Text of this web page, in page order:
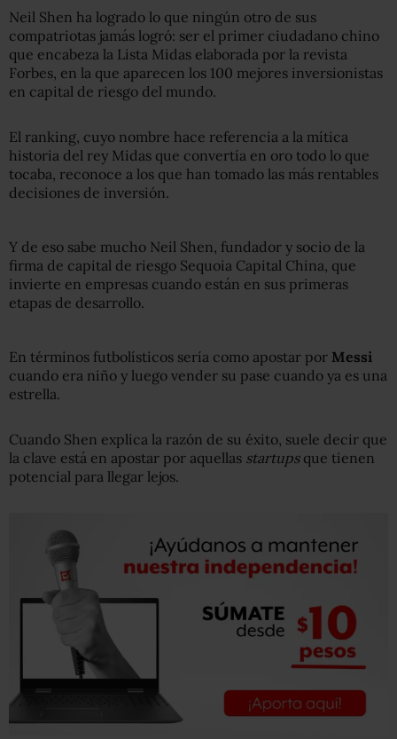
Neil Shen ha logrado lo que ningún otro de sus
compatriotas jamás logró: ser el primer ciudadano chino
que encabeza la Lista Midas elaborada por la revista
Forbes, en la que aparecen los 100 mejores inversionistas
en capital de riesgo del mundo.
El ranking, cuyo nombre hace referencia a la mítica
historia del rey Midas que convertía en oro todo lo que
tocaba, reconoce a los que han tomado las más rentables
decisiones de inversión.
Y de eso sabe mucho Neil Shen, fundador y socio de la
firma de capital de riesgo Sequoia Capital China, que
invierte en empresas cuando están en sus primeras
etapas de desarrollo.
En términos futbolísticos sería como apostar por Messi
cuando era niño y luego vender su pase cuando ya es una
estrella.
Cuando Shen explica la razón de su éxito, suele decir que
la clave está en apostar por aquellas startupsque tienen
potencial para llegar lejos.